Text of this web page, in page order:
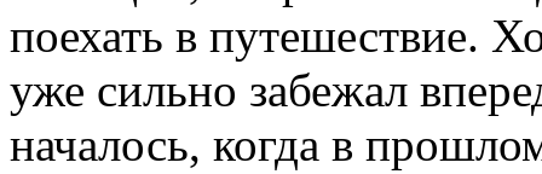
поехать в путешествие.
уже сильно забежал
началось, когда в